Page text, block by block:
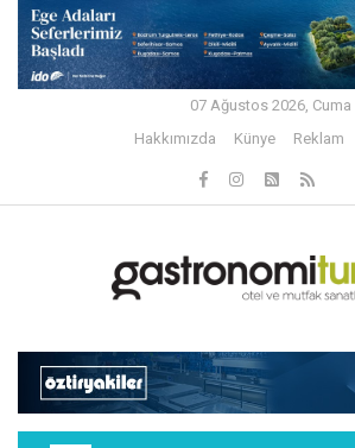
07 Ağustos 2026, Cuma
Hakkımızda
Künye Reklam